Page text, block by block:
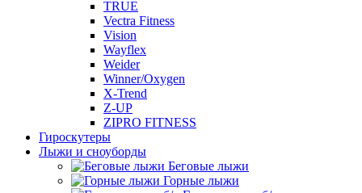
TRUE
Vectra Fitness
Vision
Wayflex
Weider
Winner/Oxygen
X-Trend
Z-UP
ZIPRO FITNESS
Гироскутеры
Лыжи и сноуборды
Беговые лыжи
Горные лыжи